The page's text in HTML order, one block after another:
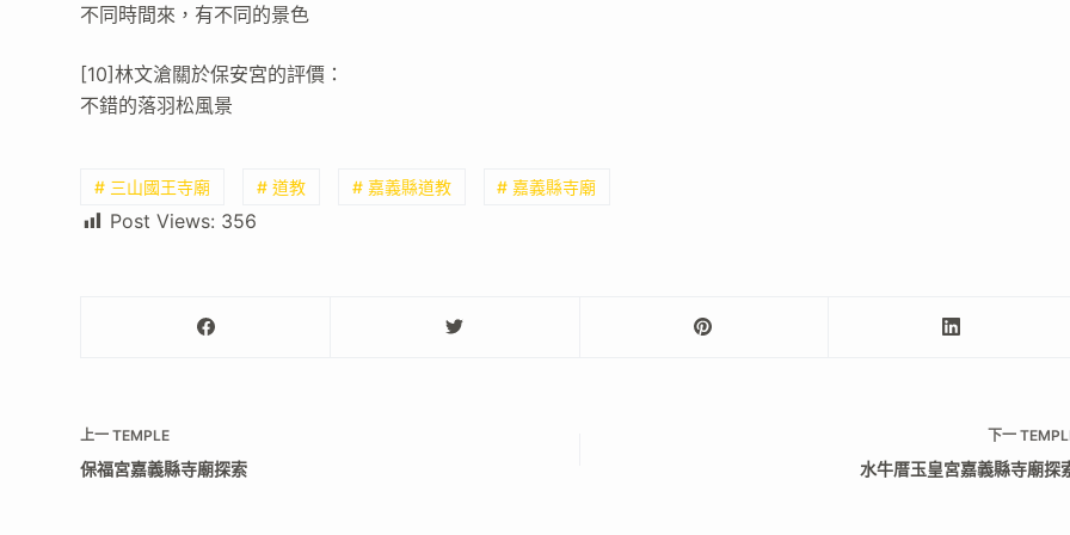
不同時間來，有不同的景色
[10]林文滄關於保安宮的評價：
不錯的落羽松風景
# 三山國王寺廟 # 道教 # 嘉義縣道教 # 嘉義縣寺廟
Post Views: 356
上一TEMPLE
保福宮嘉義縣寺廟探索
下一
水牛厝玉皇宮嘉義縣寺廟探